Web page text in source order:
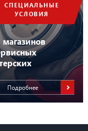
СПЕЦИАЛЬНЫЕ
УСЛОВИЯ
Подробнее